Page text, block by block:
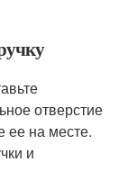
отверстие
ее на месте.
и